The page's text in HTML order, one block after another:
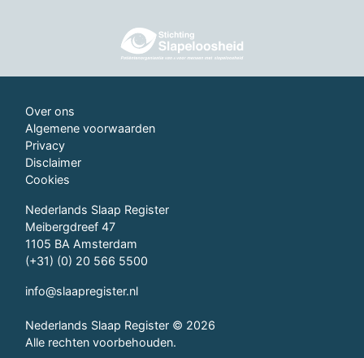
Over ons
Algemene voorwaarden
Privacy
Disclaimer
Cookies
Nederlands Slaap Register
Meibergdreef 47
1105 BA Amsterdam
(+31) (0) 20 566 5500
info@slaapregister.nl
Nederlands Slaap Register © 2026
Alle rechten voorbehouden.